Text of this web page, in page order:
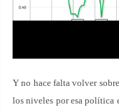
Y no hace falta volver
los niveles por esa política